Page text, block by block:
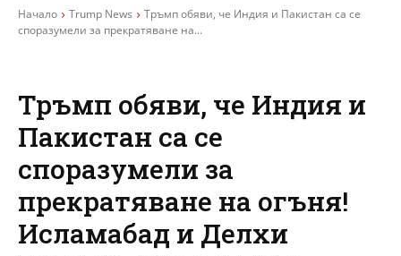
Начало Trump News
Тръмп обяви, че Индия и Пакистан са се
споразумели за прекратяване на...
Тръмп обяви, че Индия и
Пакистан са се
споразумели за
прекратяване на огъня!
Исламабад и Делхи